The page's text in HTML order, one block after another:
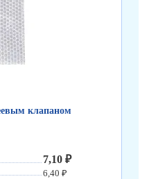
клапаном
7,10 ₽
6,40 ₽